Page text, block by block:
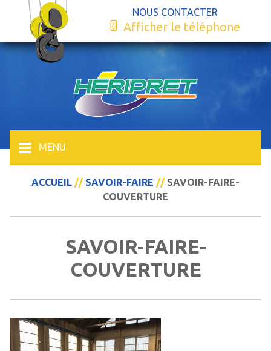
NOUS CONTACTER
Afficher le téléphone
MENU
ACCUEIL // SAVOIR-FAIRE // SAVOIR-FAIRE-
COUVERTURE
SAVOIR-FAIRE-
COUVERTURE